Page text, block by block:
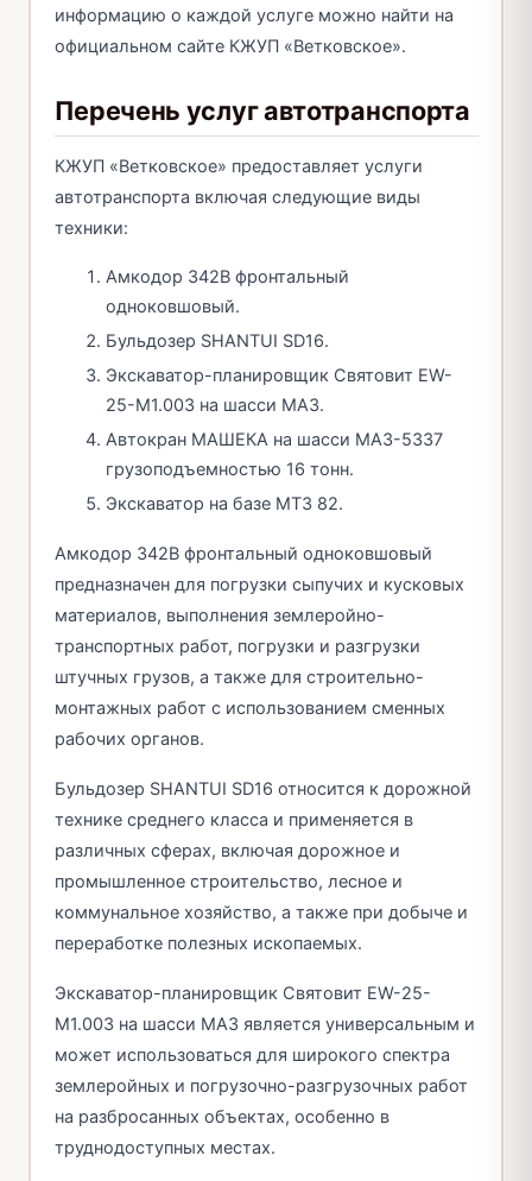
информацию о каждой услуге можно найти на
официальном сайте КЖУП «Ветковское».
Перечень услуг автотранспорта
КЖУП «Ветковское» предоставляет услуги
автотранспорта включая следующие виды
техники:
Амкодор 342В фронтальный
одноковшовый.
Бульдозер SHANTUI SD16.
Экскаватор-планировщик Святовит EW-
25-M1.003 на шасси МАЗ.
Автокран МАШЕКА на шасси МАЗ-5337
грузоподъемностью 16 тонн.
Экскаватор на базе МТЗ 82.
Амкодор 342В фронтальный одноковшовый
предназначен для погрузки сыпучих и кусковых
материалов, выполнения землеройно-
транспортных работ, погрузки и разгрузки
штучных грузов, а также для строительно-
монтажных работ с использованием сменных
рабочих органов.
Бульдозер SHANTUI SD16 относится к дорожной
технике среднего класса и применяется в
различных сферах, включая дорожное и
промышленное строительство, лесное и
коммунальное хозяйство, а также при добыче и
переработке полезных ископаемых.
Экскаватор-планировщик Святовит EW-25-
M1.003 на шасси МАЗ является универсальным и
может использоваться для широкого спектра
землеройных и погрузочно-разгрузочных работ
на разбросанных объектах, особенно в
труднодоступных местах.